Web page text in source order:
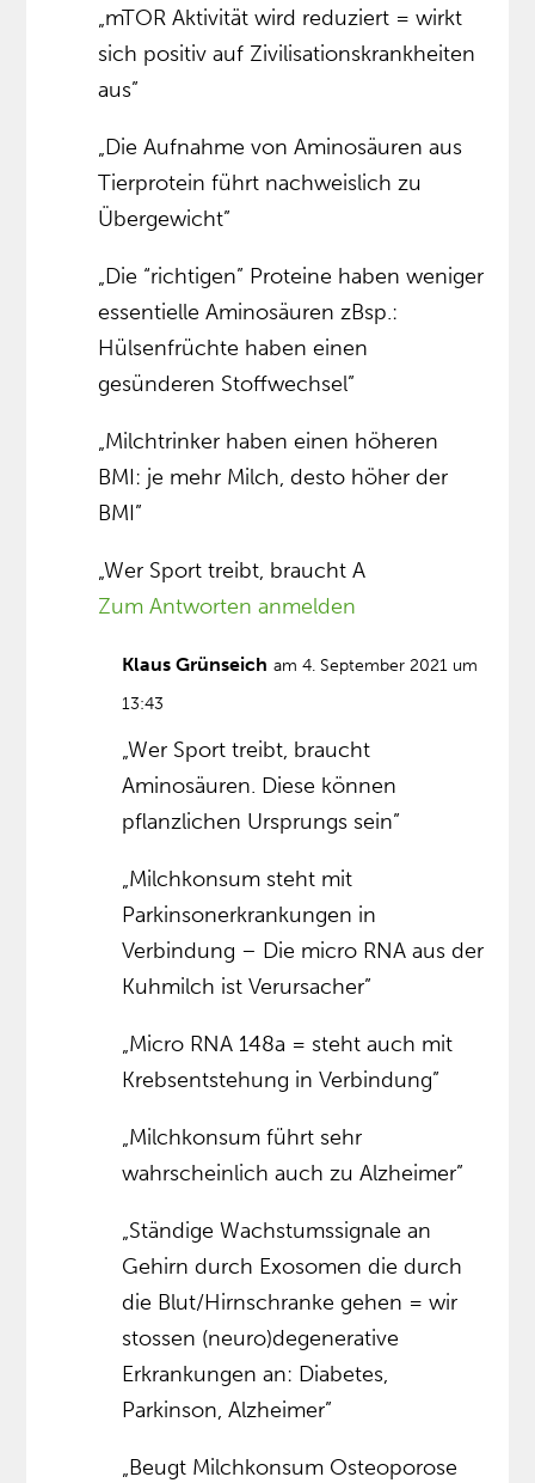
„mTOR Aktivität wird reduziert = wirkt
sich positiv auf Zivilisationskrankheiten
aus”
„Die Aufnahme von Aminosäuren aus
Tierprotein führt nachweislich zu
Übergewicht”
„Die “richtigen” Proteine haben weniger
essentielle Aminosäuren zBsp.:
Hülsenfrüchte haben einen
gesünderen Stoffwechsel”
„Milchtrinker haben einen höheren
BMI: je mehr Milch, desto höher der
BMI”
„Wer Sport treibt, braucht A
Zum Antworten anmelden
Klaus Grünseich am 4. September 2021 um
13:43
„Wer Sport treibt, braucht
Aminosäuren. Diese können
pflanzlichen Ursprungs sein”
„Milchkonsum steht mit
Parkinsonerkrankungen in
Verbindung – Die micro RNA aus der
Kuhmilch ist Verursacher”
„Micro RNA 148a = steht auch mit
Krebsentstehung in Verbindung”
„Milchkonsum führt sehr
wahrscheinlich auch zu Alzheimer”
„Ständige Wachstumssignale an
Gehirn durch Exosomen die durch
die Blut/Hirnschranke gehen = wir
stossen (neuro)degenerative
Erkrankungen an: Diabetes,
Parkinson, Alzheimer”
„Beugt Milchkonsum Osteoporose